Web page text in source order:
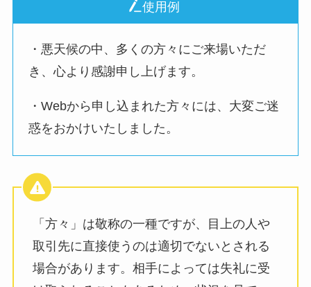
使用例
・悪天候の中、多くの方々にご来場いただ
き、心より感謝申し上げます。
・Webから申し込まれた方々には、大変ご迷
惑をおかけいたしました。
「方々」は敬称の一種ですが、目上の人や
取引先に直接使うのは適切でないとされる
場合があります。相手によっては失礼に受